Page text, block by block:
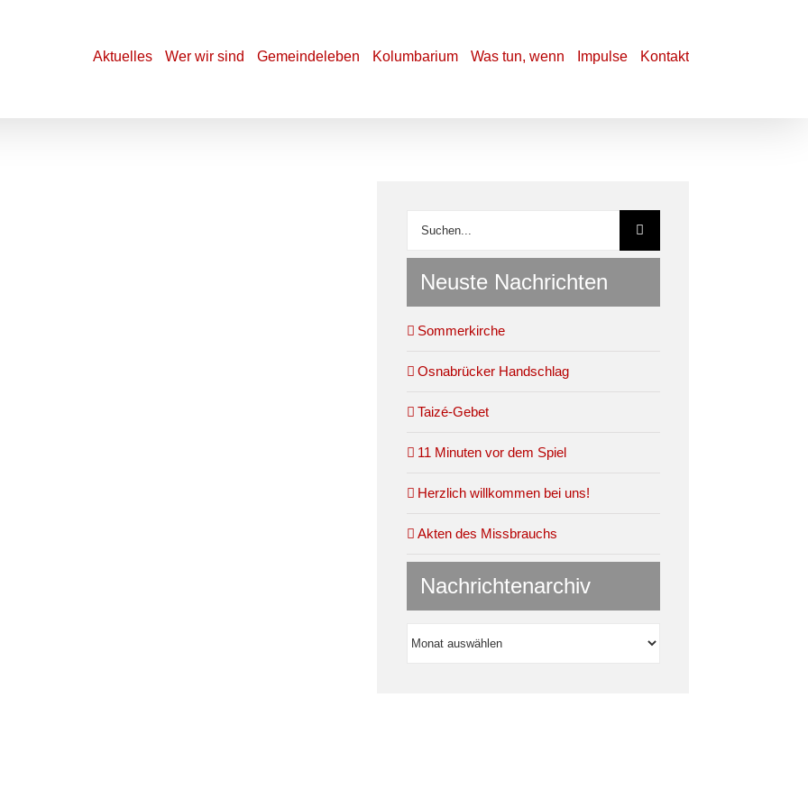
Aktuelles Wer wir sind Gemeindeleben Kolumbarium Was tun, wenn Impulse Kontakt
Neuste Nachrichten
Sommerkirche
Osnabrücker Handschlag
Taizé-Gebet
11 Minuten vor dem Spiel
Herzlich willkommen bei uns!
Akten des Missbrauchs
Nachrichtenarchiv